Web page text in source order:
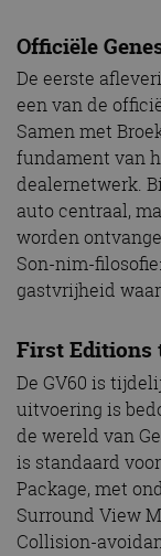
Officiële
De eerste
een van de
Samen met
fundament van
dealernetwerk.
auto centraal,
worden
Son-nim-
gastvrijheid
First Editions
De GV60 is
uitvoering is
de wereld van
is standaard
Package, met
Surround View
Collision-